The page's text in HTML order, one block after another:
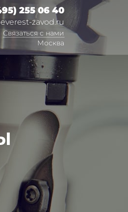
255 06 40
zavod.ru
Связаться с нами
Москва